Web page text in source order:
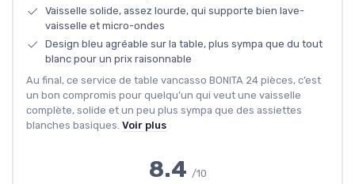
Vaisselle solide, assez lourde, qui supporte bien lave-
vaisselle et micro-ondes
Design bleu agréable sur la table, plus sympa que du tout
blanc pour un prix raisonnable
Au final, ce service de table vancasso BONITA 24 pièces, c’est
un bon compromis pour quelqu’un qui veut une vaisselle
complète, solide et un peu plus sympa que des assiettes
blanches basiques. Voir plus
8.4 /10